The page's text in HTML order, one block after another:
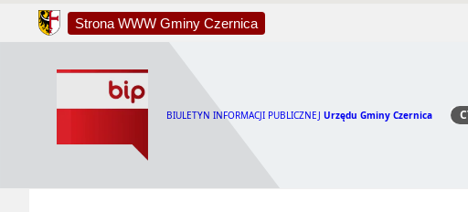
Strona WWW Gminy Czernica
BIULETYN INFORMACJI PUBLICZNEJ Urzędu Gminy Czernica